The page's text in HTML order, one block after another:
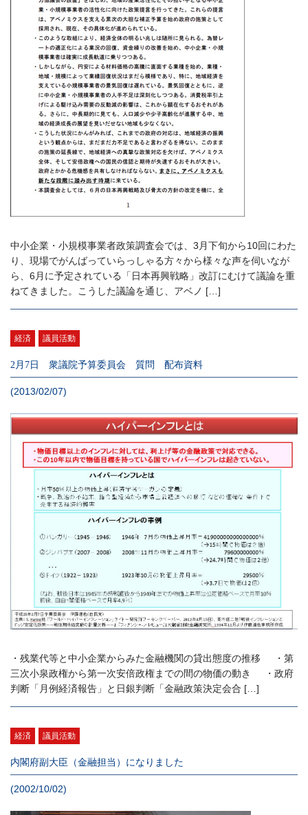
中小企業・小規模事業者政策調査会では、3月下旬から10回にわた
り、現場でがんばっていらっしゃる方々から様々な声を伺いなが
ら、6月に予定されている「日本再興戦略」改訂にむけて議論を重
ねてきました。こうした議論を通じ、アベノ […]
経済 議員活動
2月7日 衆議院予算委員会 質問 配布資料
(2013/02/07)
・残業代等と中小企業からみた金融機関の貸出態度の推移 ・第
三次小泉政権から第一次安倍政権までの間の物価の動き ・政府
判断「月例経済報告」と日銀判断「金融政策決定会合 […]
経済 議員活動
内閣府副大臣（金融担当）になりました
(2002/10/02)